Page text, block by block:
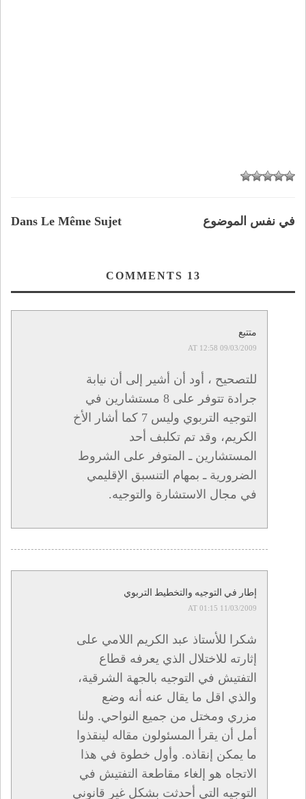
Dans Le Même Sujet في نفس الموضوع
13
متتبع
09/03/2009 AT 12:58
للتصحيح ، أود أن أشير إلى أن نيابة
جرادة تتوفر على 8 مستشارين في
التوجيه التربوي وليس 7 كما أشار الأخ
الكريم، وقد تم تكلبف أحد
المستشارين ـ المتوفر على الشروط
الضرورية ـ بمهام التنسبق الإقليمي
في مجال الاستشارة والتوجيه.
إطار في التوجيه والتخطيط التربوي
11/03/2009 AT 01:15
شكرا للأستاذ عبد الكريم اللامي على
إثارته للاختلال الذي يعرفه قطاع
التفتيش في التوجيه بالجهة الشرقية،
والذي اقل ما يقال عنه أنه وضع
مزري ومختل من جميع النواحي. ولنا
أمل أن يقرأ المسئولون مقاله لينقذوا
ما يمكن إنقاذه. وأول خطوة في هذا
الاتجاه هو إلغاء مقاطعة التفتيش في
التوجيه التي أحدثت بشكل غير قانوني